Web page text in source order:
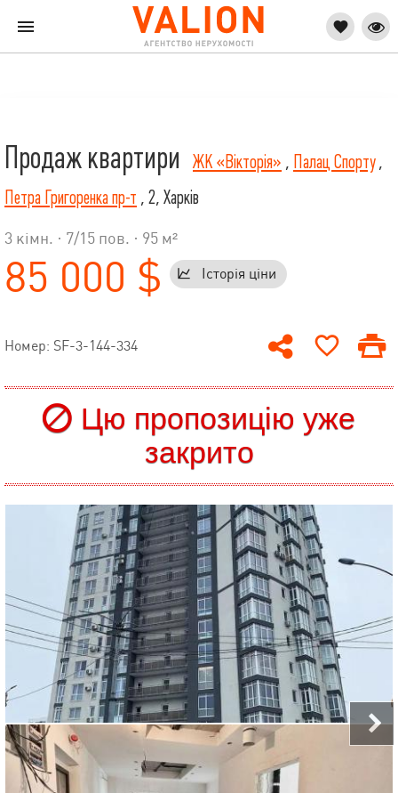
Продаж квартири ЖК «Вікторія» , Палац Спорту,
Петра Григоренка пр-т , 2, Харків
3 кімн. · 7/15 пов. · 95 м²
85 000 $ Історія ціни
Номер: SF-3-144-334
Цю пропозицію уже
закрито